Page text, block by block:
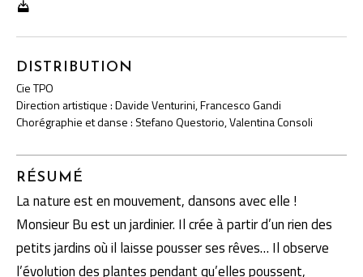
DISTRIBUTION
Cie TPO
Direction artistique : Davide Venturini, Francesco Gandi
Chorégraphie et danse : Stefano Questorio, Valentina Consoli
RÉSUMÉ
La nature est en mouvement, dansons avec elle !
Monsieur Bu est un jardinier. Il crée à partir d’un rien des
petits jardins où il laisse pousser ses rêves… Il observe
l’évolution des plantes pendant qu’elles poussent,